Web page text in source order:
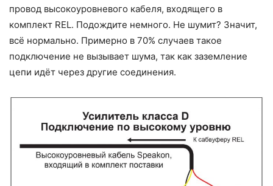
провод высокоуровневого кабеля, входящего в
комплект REL. Подождите немного. Не шумит? Значит,
всё нормально. Примерно в 70% случаев такое
подключение не вызывает шума, так как заземление
цепи идёт через другие соединения.